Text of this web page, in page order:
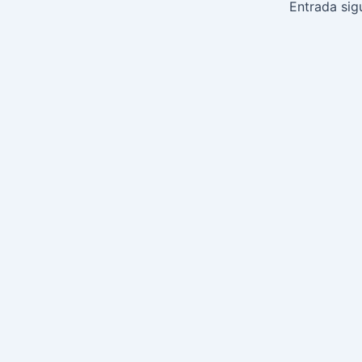
Entrada